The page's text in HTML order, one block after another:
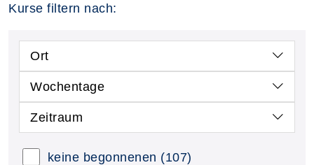
Kurse filtern nach:
Ort
Wochentage
Zeitraum
keine begonnenen (107)